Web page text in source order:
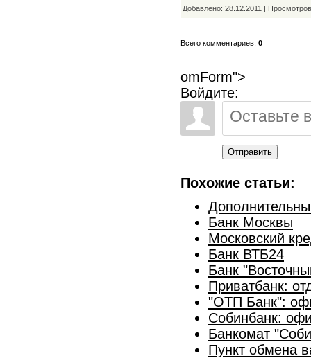
Добавлено: 28.12.2011 |
Всего комментариев: 0
omForm">
Войдите:
Отправить
Похожие статьи:
Банк Москвы
Московский
Банк ВТБ24
Банк
Приватбанк:
"ОТП Банк":
Собинбанк:
Банкомат
Пункт обмена